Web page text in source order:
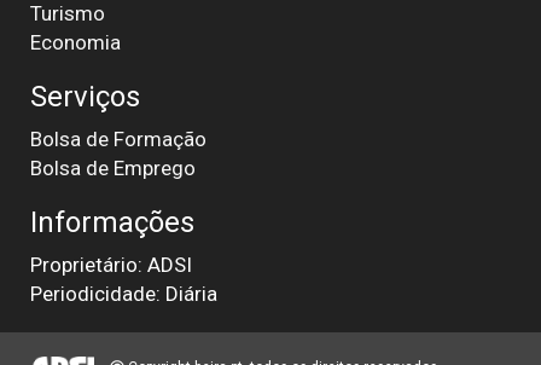
Turismo
Economia
Serviços
Bolsa de Formação
Bolsa de Emprego
Informações
Proprietário: ADSI
Periodicidade: Diária